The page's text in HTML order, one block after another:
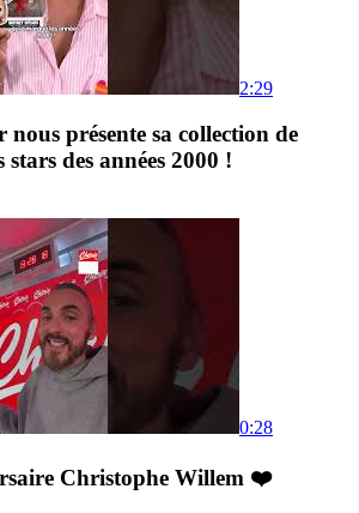
2:29
nous présente sa collection de
des années 2000 !
0:28
Christophe Willem ❤️